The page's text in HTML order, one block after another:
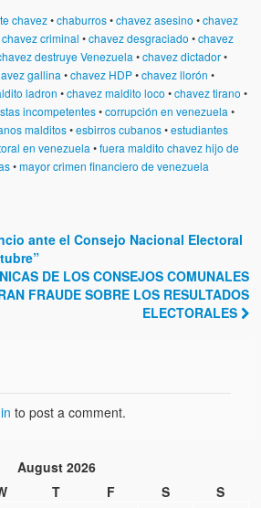
chavez•chaburros•chavez asesino •chavez
chavez criminal •chavez desgraciado •chavez
destruye Venezuela •chavez dictador•
gallina •chavez HDP•chavez llorón •
ladron •chavez maldito loco •chavez tirano •
incompetentes•corrupción en venezuela •
malditos•esbirros cubanos•estudiantes
en venezuela •fuera maldito chavez hijo de
•mayor crimen financiero de venezuela
ante el Consejo Nacional Electoral
DE LOS CONSEJOS COMUNALES
FRAUDE SOBRE LOS RESULTADOS
ELECTORALES
to post a comment.
August 2026
T F S
S